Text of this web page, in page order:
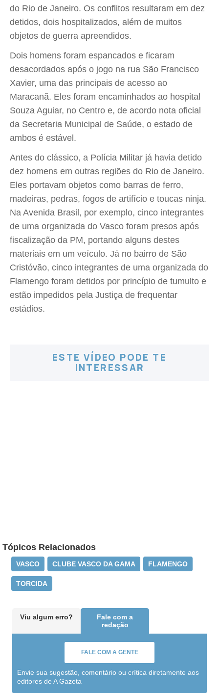
do Rio de Janeiro. Os conflitos resultaram em dez
detidos, dois hospitalizados, além de muitos
objetos de guerra apreendidos.
Dois homens foram espancados e ficaram
desacordados após o jogo na rua São Francisco
Xavier, uma das principais de acesso ao
Maracanã. Eles foram encaminhados ao hospital
Souza Aguiar, no Centro e, de acordo nota oficial
da Secretaria Municipal de Saúde, o estado de
ambos é estável.
Antes do clássico, a Polícia Militar já havia detido
dez homens em outras regiões do Rio de Janeiro.
Eles portavam objetos como barras de ferro,
madeiras, pedras, fogos de artifício e toucas ninja.
Na Avenida Brasil, por exemplo, cinco integrantes
de uma organizada do Vasco foram presos após
fiscalização da PM, portando alguns destes
materiais em um veículo. Já no bairro de São
Cristóvão, cinco integrantes de uma organizada do
Flamengo foram detidos por princípio de tumulto e
estão impedidos pela Justiça de frequentar
estádios.
ESTE VÍDEO PODE TE
INTERESSAR
Tópicos Relacionados
VASCO CLUBE VASCO DA GAMA FLAMENGO
TORCIDA
Viu algum erro?
Fale com a
redação
FALE COM A GENTE
Envie sua sugestão, comentário ou crítica diretamente aos
editores de A Gazeta